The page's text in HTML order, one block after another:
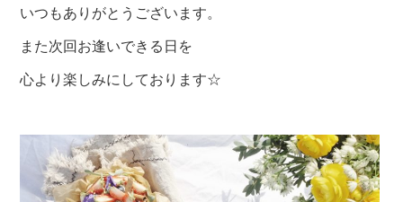
いつもありがとうございます。
また次回お逢いできる日を
心より楽しみにしております☆